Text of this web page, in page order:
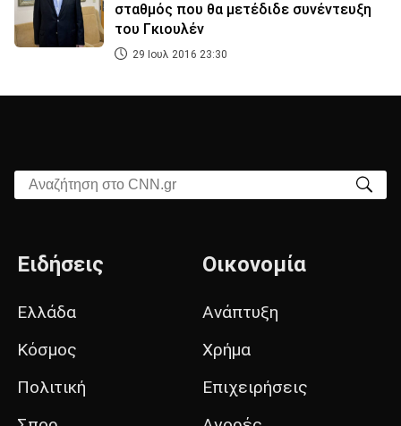
σταθμός που θα μετέδιδε συνέντευξη
του Γκιουλέν
29 Ιουλ 2016 23:30
Αναζήτηση στο CNN.gr
Ειδήσεις
Ελλάδα
Κόσμος
Πολιτική
Οικονομία
Ανάπτυξη
Χρήμα
Επιχειρήσεις